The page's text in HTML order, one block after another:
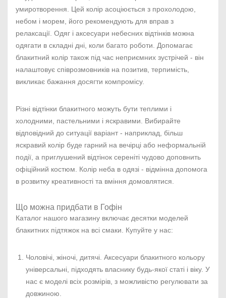
умиротворення. Цей колір асоціюється з прохолодою,
небом і морем, його рекомендують для вправ з
релаксації. Одяг і аксесуари небесних відтінків можна
одягати в складні дні, коли багато роботи. Допомагає
блакитний колір також під час неприємних зустрічей - він
налаштовує співрозмовників на позитив, терпимість,
викликає бажання досягти компромісу.
Різні відтінки блакитного можуть бути теплими і
холодними, пастельними і яскравими. Вибирайте
відповідний до ситуації варіант - наприклад, більш
яскравий колір буде гарний на вечірці або неформальній
події, а приглушений відтінок сереніті чудово доповнить
офіційний костюм. Колір неба в одязі - відмінна допомога
в розвитку креативності та вміння домовлятися.
Що можна придбати в Гофін
Каталог нашого магазину включає десятки моделей
блакитних підтяжок на всі смаки. Купуйте у нас:
Чоловічі, жіночі, дитячі. Аксесуари блакитного кольору
універсальні, підходять власнику будь-якої статі і віку. У
нас є моделі всіх розмірів, з можливістю регулювати за
довжиною.